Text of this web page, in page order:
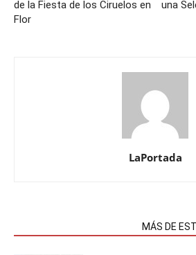
de la Fiesta de los Ciruelos en
Flor
una
LaPortada
MÁS DE